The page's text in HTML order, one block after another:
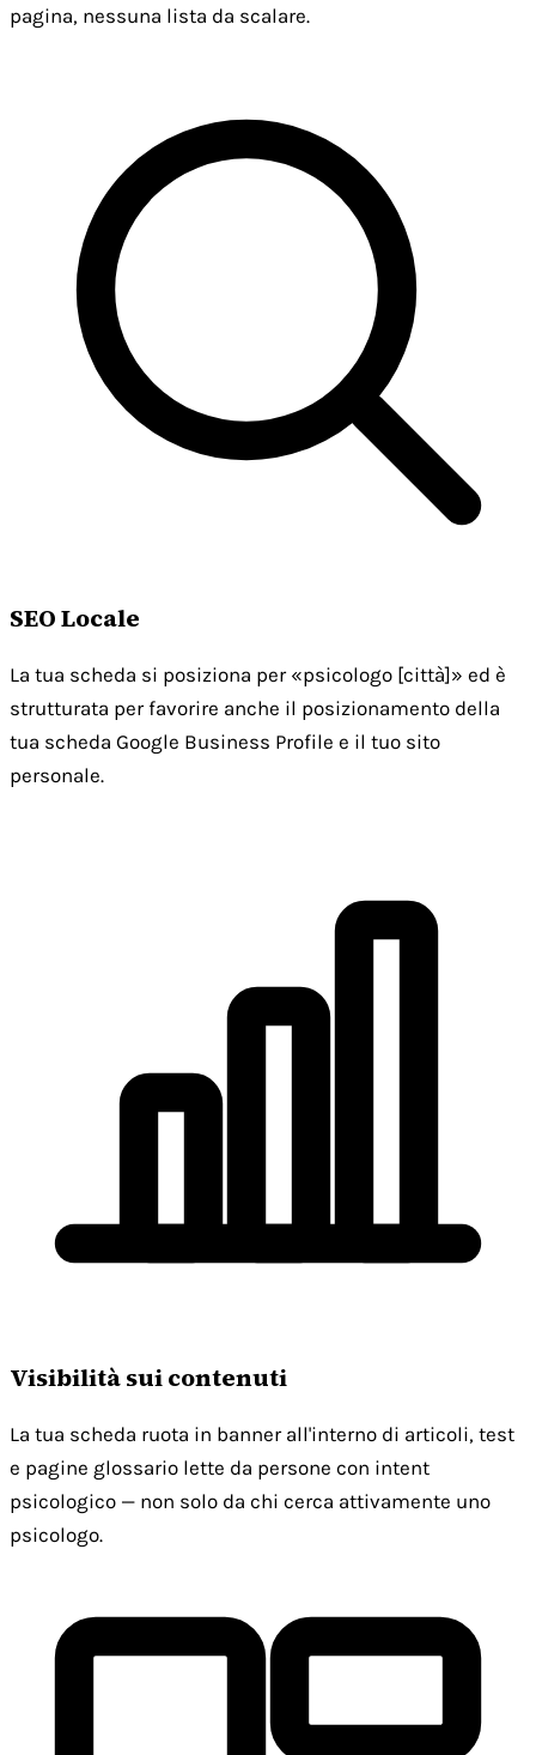
pagina, nessuna lista da scalare.
SEO Locale
La tua scheda si posiziona per «psicologo [città]» ed è
strutturata per favorire anche il posizionamento della
tua scheda Google Business Profile e il tuo sito
personale.
Visibilità sui contenuti
La tua scheda ruota in banner all'interno di articoli, test
e pagine glossario lette da persone con intent
psicologico — non solo da chi cerca attivamente uno
psicologo.